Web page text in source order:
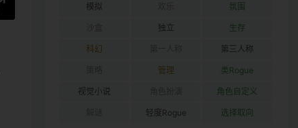
模拟 氛围
独立 生存
科幻 第三人称
管理 类Rogue
视觉小说 角色自定义
轻度Rogue 选择取向